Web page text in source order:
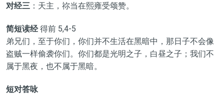
对经三 ：天主，祢当在熙雍受颂赞。
简短读经得前 5,4-5
弟兄们，至于你们，你们并不生活在黑暗中，那日子不会像
盗贼一样偷袭你们。你们都是光明之子，白昼之子；我们不
属于黑夜，也不属于黑暗。
短对答咏